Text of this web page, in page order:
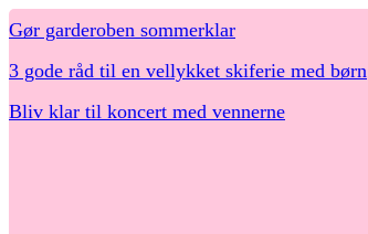
Gør garderoben sommerklar
3 gode råd til en vellykket skiferie med børn
Bliv klar til koncert med vennerne